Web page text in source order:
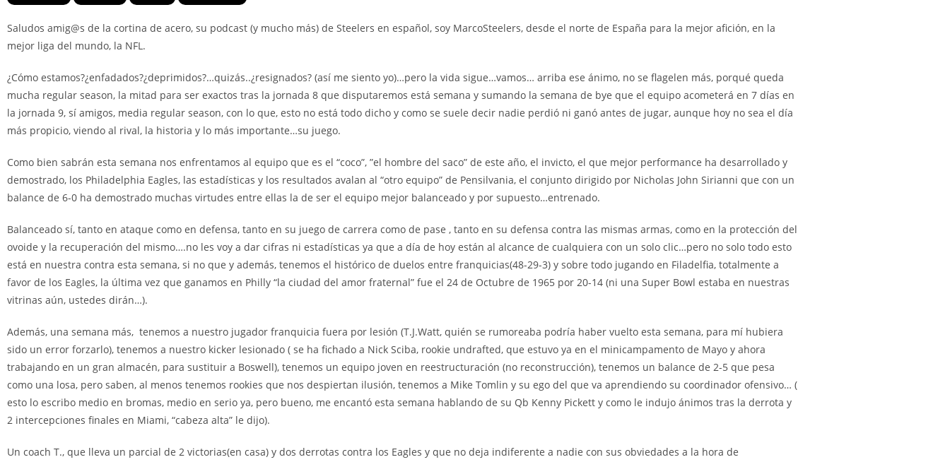
Saludos amig@s de la cortina de acero, su podcast (y mucho más) de Steelers en español, soy MarcoSteelers, desde el norte de España para la mejor afición, en la
mejor liga del mundo, la NFL.
¿Cómo estamos?¿enfadados?¿deprimidos?…quizás..¿resignados? (así me siento yo)…pero la vida sigue…vamos… arriba ese ánimo, no se flagelen más, porqué queda
mucha regular season, la mitad para ser exactos tras la jornada 8 que disputaremos está semana y sumando la semana de bye que el equipo acometerá en 7 días en
la jornada 9, sí amigos, media regular season, con lo que, esto no está todo dicho y como se suele decir nadie perdió ni ganó antes de jugar, aunque hoy no sea el día
más propicio, viendo al rival, la historia y lo más importante…su juego.
Como bien sabrán esta semana nos enfrentamos al equipo que es el “coco”, ”el hombre del saco” de este año, el invicto, el que mejor performance ha desarrollado y
demostrado, los Philadelphia Eagles, las estadísticas y los resultados avalan al “otro equipo” de Pensilvania, el conjunto dirigido por Nicholas John Sirianni que con un
balance de 6-0 ha demostrado muchas virtudes entre ellas la de ser el equipo mejor balanceado y por supuesto…entrenado.
Balanceado sí, tanto en ataque como en defensa, tanto en su juego de carrera como de pase , tanto en su defensa contra las mismas armas, como en la protección del
ovoide y la recuperación del mismo….no les voy a dar cifras ni estadísticas ya que a día de hoy están al alcance de cualquiera con un solo clic…pero no solo todo esto
está en nuestra contra esta semana, si no que y además, tenemos el histórico de duelos entre franquicias(48-29-3) y sobre todo jugando en Filadelfia, totalmente a
favor de los Eagles, la última vez que ganamos en Philly “la ciudad del amor fraternal” fue el 24 de Octubre de 1965 por 20-14 (ni una Super Bowl estaba en nuestras
vitrinas aún, ustedes dirán…).
Además, una semana más, tenemos a nuestro jugador franquicia fuera por lesión (T.J.Watt, quién se rumoreaba podría haber vuelto esta semana, para mí hubiera
sido un error forzarlo), tenemos a nuestro kicker lesionado ( se ha fichado a Nick Sciba, rookie undrafted, que estuvo ya en el minicampamento de Mayo y ahora
trabajando en un gran almacén, para sustituir a Boswell), tenemos un equipo joven en reestructuración (no reconstrucción), tenemos un balance de 2-5 que pesa
como una losa, pero saben, al menos tenemos rookies que nos despiertan ilusión, tenemos a Mike Tomlin y su ego del que va aprendiendo su coordinador ofensivo… (
esto lo escribo medio en bromas, medio en serio ya, pero bueno, me encantó esta semana hablando de su Qb Kenny Pickett y como le indujo ánimos tras la derrota y
2 intercepciones finales en Miami, “cabeza alta” le dijo).
Un coach T., que lleva un parcial de 2 victorias(en casa) y dos derrotas contra los Eagles y que no deja indiferente a nadie con sus obviedades a la hora de